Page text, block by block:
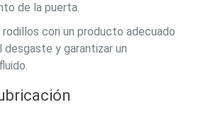
de la puerta.
rodillos con un producto adecuado
desgaste y garantizar un